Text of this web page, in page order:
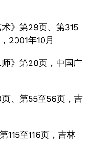
》第29页、第315
2001年10月
》第28页，中国广
、第55至56页，吉
至116页，吉林